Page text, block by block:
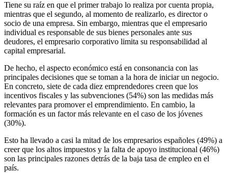
Tiene su raíz en que el primer trabajo lo realiza por cuenta propia,
mientras que el segundo, al momento de realizarlo, es director o
socio de una empresa. Sin embargo, mientras que el empresario
individual es responsable de sus bienes personales ante sus
deudores, el empresario corporativo limita su responsabilidad al
capital empresarial.
De hecho, el aspecto económico está en consonancia con las
principales decisiones que se toman a la hora de iniciar un negocio.
En concreto, siete de cada diez emprendedores creen que los
incentivos fiscales y las subvenciones (54%) son las medidas más
relevantes para promover el emprendimiento. En cambio, la
formación es un factor más relevante en el caso de los jóvenes
(30%).
Esto ha llevado a casi la mitad de los empresarios españoles (49%) a
creer que los altos impuestos y la falta de apoyo institucional (46%)
son las principales razones detrás de la baja tasa de empleo en el
país.